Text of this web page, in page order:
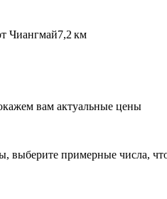
Чиангмай7,2 км
вам актуальные цены
выберите примерные числа,